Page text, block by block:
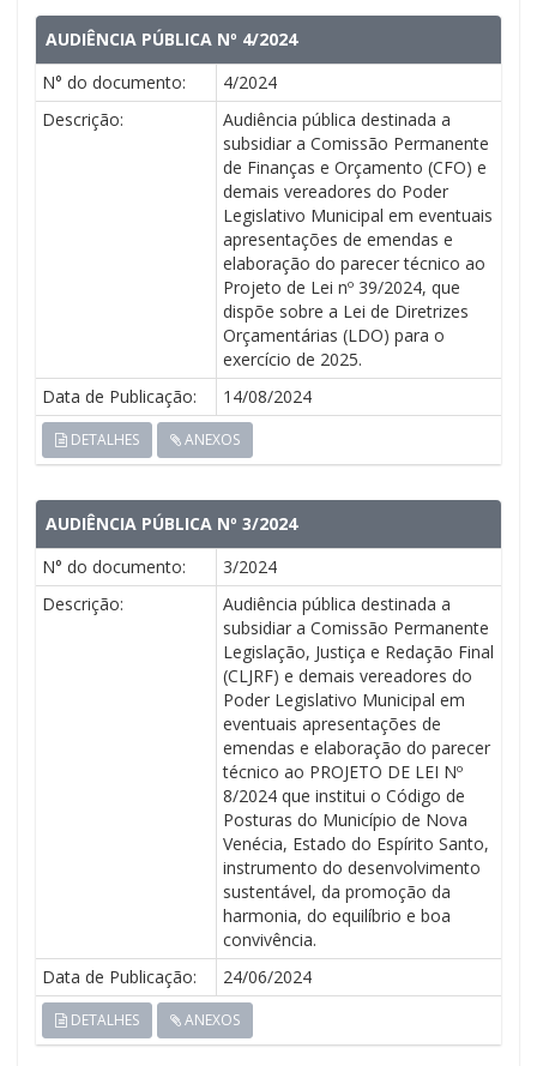
AUDIÊNCIA PÚBLICA Nº 4/2024
N° do documento:
4/2024
Descrição:
Audiência pública destinada a
subsidiar a Comissão Permanente
de Finanças e Orçamento (CFO) e
demais vereadores do Poder
Legislativo Municipal em eventuais
apresentações de emendas e
elaboração do parecer técnico ao
Projeto de Lei nº 39/2024, que
dispõe sobre a Lei de Diretrizes
Orçamentárias (LDO) para o
exercício de 2025.
Data de Publicação:
14/08/2024
DETALHES ANEXOS
AUDIÊNCIA PÚBLICA Nº 3/2024
N° do documento:
3/2024
Descrição:
Audiência pública destinada a
subsidiar a Comissão Permanente
Legislação, Justiça e Redação Final
(CLJRF) e demais vereadores do
Poder Legislativo Municipal em
eventuais apresentações de
emendas e elaboração do parecer
técnico ao PROJETO DE LEI Nº
8/2024 que institui o Código de
Posturas do Município de Nova
Venécia, Estado do Espírito Santo,
instrumento do desenvolvimento
sustentável, da promoção da
harmonia, do equilíbrio e boa
convivência.
Data de Publicação:
24/06/2024
DETALHES ANEXOS